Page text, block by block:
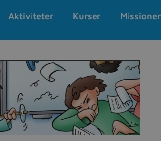
Aktiviteter Kurser Missioner